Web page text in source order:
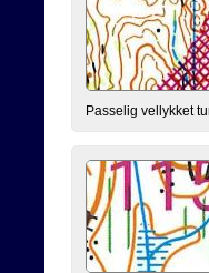
Passelig vellykket